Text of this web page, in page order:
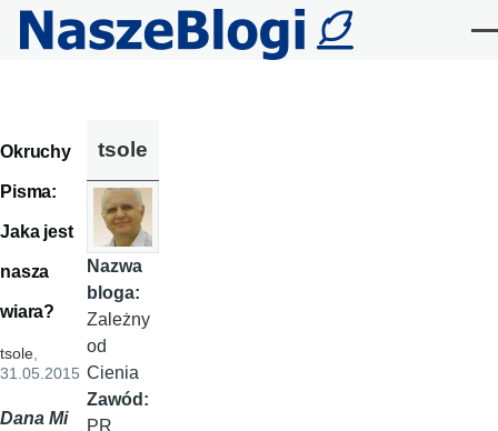
Przejdź do treści
Okruchy
Pisma:
Jaka jest
nasza
wiara?
tsole,
31.05.2015
Dana Mi
tsole
Nazwa
bloga:
Zależny
od
Cienia
Zawód:
PR